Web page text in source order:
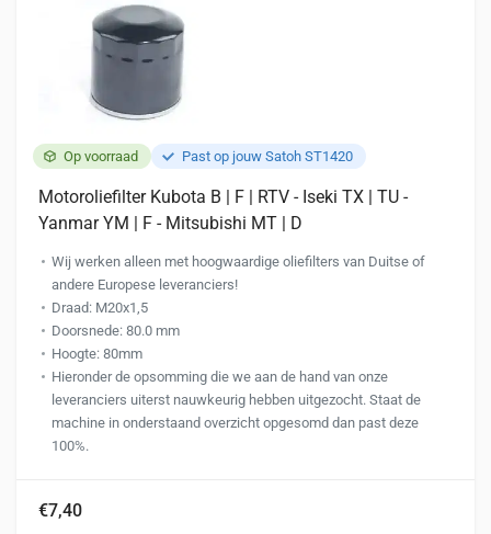
Op voorraad Past op jouw Satoh ST1420
Motoroliefilter Kubota B | F | RTV - Iseki TX | TU -
Yanmar YM | F - Mitsubishi MT | D
Wij werken alleen met hoogwaardige oliefilters van Duitse of
andere Europese leveranciers!
Draad: M20x1,5
Doorsnede: 80.0 mm
Hoogte: 80mm
Hieronder de opsomming die we aan de hand van onze
leveranciers uiterst nauwkeurig hebben uitgezocht. Staat de
machine in onderstaand overzicht opgesomd dan past deze
100%.
€7,40